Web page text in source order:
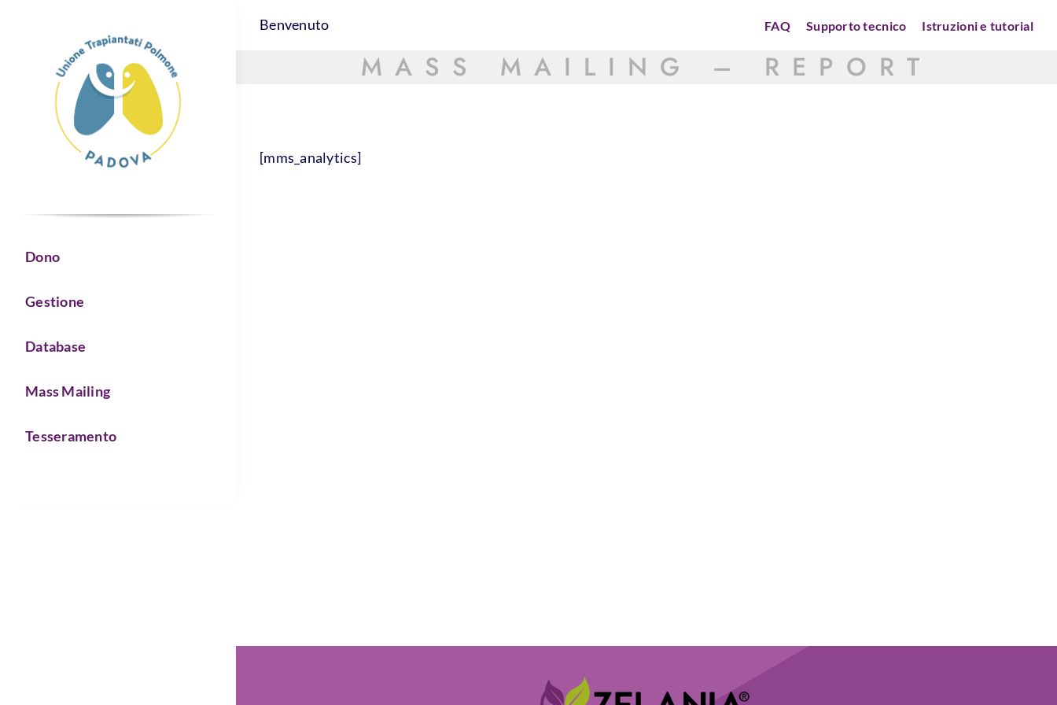
Dono
Gestione
Database
Mass Mailing
Tesseramento
Benvenuto FAQ Supporto tecnico Istruzioni e tutorial
MASS MAILING – REPORT
[mms_analytics]